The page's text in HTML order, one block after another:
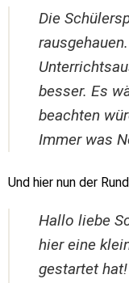
Die
besser. Es
beachten
Immer was
Und hier nun der
Hallo liebe
hier eine
gestartet hat!